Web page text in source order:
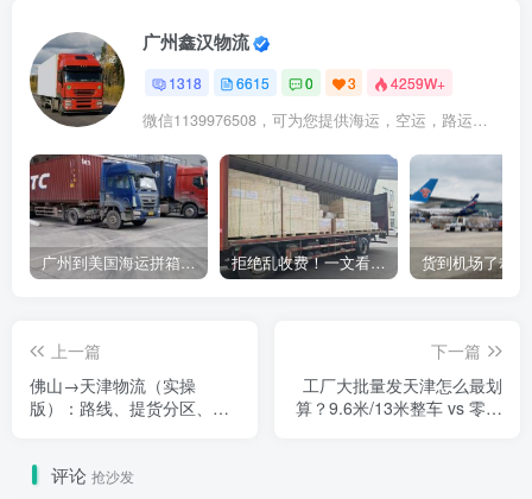
广州鑫汉物流
1318 6615 0 3 4259W+
微信1139976508，可为您提供海运，空运，路运，铁路运输
广州到美国海运拼箱多少钱？2024年最新运费构成+隐藏费用避坑指南 拒绝乱收费！一文看懂中国货代计费套路，教你避开所有隐形坑
上一篇
佛山→天津物流（实操
版）：路线、提货分区、报
下一篇
工厂大批量发天津怎么最划
算？9.6米/13米整车 vs 零担
评论 抢沙发